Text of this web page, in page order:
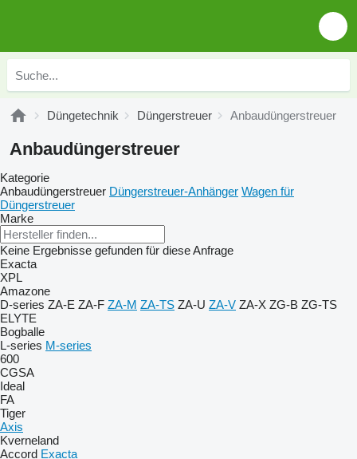
Düngetechnik Düngerstreuer Anbaudüngerstreuer
Anbaudüngerstreuer
Kategorie
Anbaudüngerstreuer Düngerstreuer-Anhänger Wagen für
Düngerstreuer
Marke
Keine Ergebnisse gefunden für diese Anfrage
Exacta
XPL
Amazone
D-series ZA-E ZA-F ZA-M ZA-TS ZA-U ZA-V ZA-X ZG-B ZG-TS
ELYTE
Bogballe
L-series M-series
600
CGSA
Ideal
FA
Tiger
Axis
Kverneland
Accord Exacta